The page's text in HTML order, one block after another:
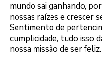
mundo sai ganhando,
nossas raízes e crescer
Sentimento de
cumplicidade, tudo isso
nossa missão de ser feliz.